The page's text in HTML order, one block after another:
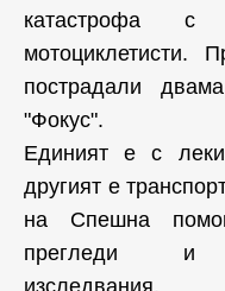
катастрофа с
мотоциклетисти.
пострадали
"Фокус".
Единият е с
другият е
на Спешна
прегледи и
изследвания.